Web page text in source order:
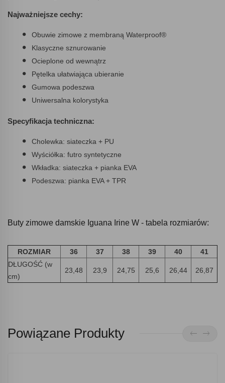
Najważniejsze cechy:
Obuwie zimowe z membraną Waterproof®
Klasyczne sznurowanie
Ocieplone od wewnątrz
Pętelka ułatwiająca ubieranie
Gumowa podeszwa
Uniwersalna kolorystyka
Specyfikacja techniczna:
Cholewka: siateczka + PU
Wyściółka: futro syntetyczne
Wkładka: siateczka + pianka EVA
Podeszwa: pianka EVA + TPR
Buty zimowe damskie Iguana Irine W - tabela rozmiarów:
ROZMIAR 36 37 38 39 40
41
DŁUGOŚĆ (w
cm)
23,48 23,9 24,75 25,6 26,44 26,87
Powiązane Produkty